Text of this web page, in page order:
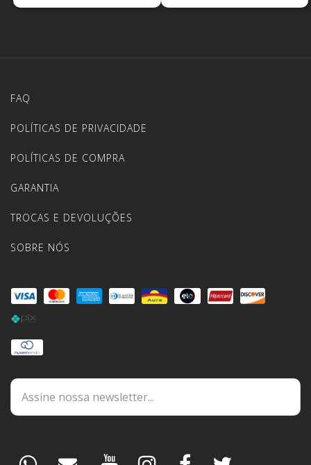
FAQ
POLÍTICAS DE PRIVACIDADE
POLÍTICAS DE COMPRA
GARANTIA
TROCAS E DEVOLUÇÕES
SOBRE NÓS
DÚVIDAS